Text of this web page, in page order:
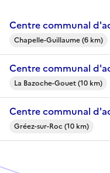
Centre communal
Chapelle-Guillaume (6 km)
Centre communal
La Bazoche-Gouet (10 km)
Centre communal
Gréez-sur-Roc (10 km)